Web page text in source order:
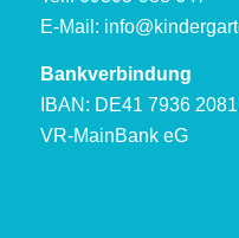
E-Mail:
Bankverbindung
IBAN: DE41 7936
VR-MainBank eG